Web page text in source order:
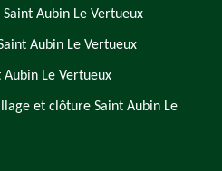
Aubin Le Vertueux
Aubin Le Vertueux
Le Vertueux
et clôture Saint Aubin Le